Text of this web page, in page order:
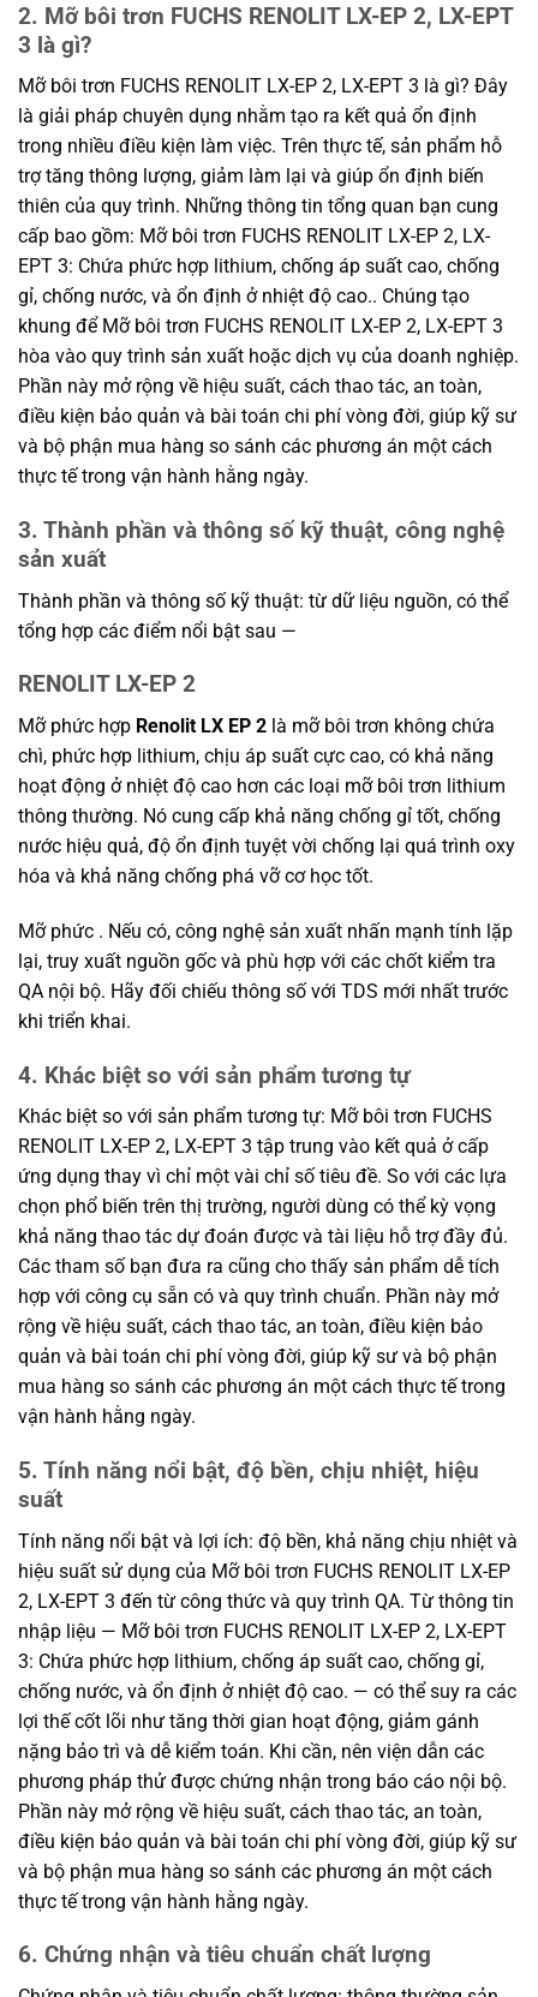
2. Mỡ bôi trơn FUCHS RENOLIT LX-EP 2, LX-EPT
3 là gì?
Mỡ bôi trơn FUCHS RENOLIT LX-EP 2, LX-EPT 3 là gì? Đây
là giải pháp chuyên dụng nhằm tạo ra kết quả ổn định
trong nhiều điều kiện làm việc. Trên thực tế, sản phẩm hỗ
trợ tăng thông lượng, giảm làm lại và giúp ổn định biến
thiên của quy trình. Những thông tin tổng quan bạn cung
cấp bao gồm: Mỡ bôi trơn FUCHS RENOLIT LX-EP 2, LX-
EPT 3: Chứa phức hợp lithium, chống áp suất cao, chống
gỉ, chống nước, và ổn định ở nhiệt độ cao.. Chúng tạo
khung để Mỡ bôi trơn FUCHS RENOLIT LX-EP 2, LX-EPT 3
hòa vào quy trình sản xuất hoặc dịch vụ của doanh nghiệp.
Phần này mở rộng về hiệu suất, cách thao tác, an toàn,
điều kiện bảo quản và bài toán chi phí vòng đời, giúp kỹ sư
và bộ phận mua hàng so sánh các phương án một cách
thực tế trong vận hành hằng ngày.
3. Thành phần và thông số kỹ thuật, công nghệ
sản xuất
Thành phần và thông số kỹ thuật: từ dữ liệu nguồn, có thể
tổng hợp các điểm nổi bật sau —
RENOLIT LX-EP 2
Mỡ phức hợp Renolit LX EP 2 là mỡ bôi trơn không chứa
chì, phức hợp lithium, chịu áp suất cực cao, có khả năng
hoạt động ở nhiệt độ cao hơn các loại mỡ bôi trơn lithium
thông thường. Nó cung cấp khả năng chống gỉ tốt, chống
nước hiệu quả, độ ổn định tuyệt vời chống lại quá trình oxy
hóa và khả năng chống phá vỡ cơ học tốt.
Mỡ phức . Nếu có, công nghệ sản xuất nhấn mạnh tính lặp
lại, truy xuất nguồn gốc và phù hợp với các chốt kiểm tra
QA nội bộ. Hãy đối chiếu thông số với TDS mới nhất trước
khi triển khai.
4. Khác biệt so với sản phẩm tương tự
Khác biệt so với sản phẩm tương tự: Mỡ bôi trơn FUCHS
RENOLIT LX-EP 2, LX-EPT 3 tập trung vào kết quả ở cấp
ứng dụng thay vì chỉ một vài chỉ số tiêu đề. So với các lựa
chọn phổ biến trên thị trường, người dùng có thể kỳ vọng
khả năng thao tác dự đoán được và tài liệu hỗ trợ đầy đủ.
Các tham số bạn đưa ra cũng cho thấy sản phẩm dễ tích
hợp với công cụ sẵn có và quy trình chuẩn. Phần này mở
rộng về hiệu suất, cách thao tác, an toàn, điều kiện bảo
quản và bài toán chi phí vòng đời, giúp kỹ sư và bộ phận
mua hàng so sánh các phương án một cách thực tế trong
vận hành hằng ngày.
5. Tính năng nổi bật, độ bền, chịu nhiệt, hiệu
suất
Tính năng nổi bật và lợi ích: độ bền, khả năng chịu nhiệt và
hiệu suất sử dụng của Mỡ bôi trơn FUCHS RENOLIT LX-EP
2, LX-EPT 3 đến từ công thức và quy trình QA. Từ thông tin
nhập liệu — Mỡ bôi trơn FUCHS RENOLIT LX-EP 2, LX-EPT
3: Chứa phức hợp lithium, chống áp suất cao, chống gỉ,
chống nước, và ổn định ở nhiệt độ cao. — có thể suy ra các
lợi thế cốt lõi như tăng thời gian hoạt động, giảm gánh
nặng bảo trì và dễ kiểm toán. Khi cần, nên viện dẫn các
phương pháp thử được chứng nhận trong báo cáo nội bộ.
Phần này mở rộng về hiệu suất, cách thao tác, an toàn,
điều kiện bảo quản và bài toán chi phí vòng đời, giúp kỹ sư
và bộ phận mua hàng so sánh các phương án một cách
thực tế trong vận hành hằng ngày.
6. Chứng nhận và tiêu chuẩn chất lượng